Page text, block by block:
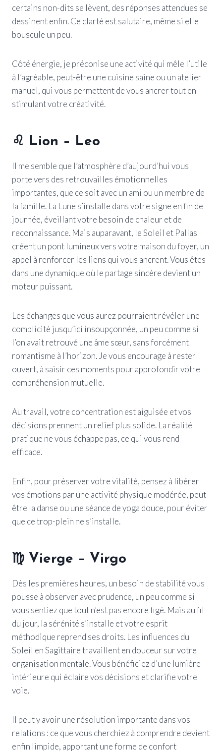
certains non-dits se lèvent, des réponses attendues se
dessinent enfin. Ce clarté est salutaire, même si elle
bouscule un peu.
Côté énergie, je préconise une activité qui mêle l’utile
à l’agréable, peut-être une cuisine saine ou un atelier
manuel, qui vous permettent de vous ancrer tout en
stimulant votre créativité.
♌ Lion – Leo
Il me semble que l’atmosphère d’aujourd’hui vous
porte vers des retrouvailles émotionnelles
importantes, que ce soit avec un ami ou un membre de
la famille. La Lune s’installe dans votre signe en fin de
journée, éveillant votre besoin de chaleur et de
reconnaissance. Mais auparavant, le Soleil et Pallas
créent un pont lumineux vers votre maison du foyer, un
appel à renforcer les liens qui vous ancrent. Vous êtes
dans une dynamique où le partage sincère devient un
moteur puissant.
Les échanges que vous aurez pourraient révéler une
complicité jusqu’ici insoupçonnée, un peu comme si
l’on avait retrouvé une âme sœur, sans forcément
romantisme à l’horizon. Je vous encourage à rester
ouvert, à saisir ces moments pour approfondir votre
compréhension mutuelle.
Au travail, votre concentration est aiguisée et vos
décisions prennent un relief plus solide. La réalité
pratique ne vous échappe pas, ce qui vous rend
efficace.
Enfin, pour préserver votre vitalité, pensez à libérer
vos émotions par une activité physique modérée, peut-
être la danse ou une séance de yoga douce, pour éviter
que ce trop-plein ne s’installe.
♍ Vierge – Virgo
Dès les premières heures, un besoin de stabilité vous
pousse à observer avec prudence, un peu comme si
vous sentiez que tout n’est pas encore figé. Mais au fil
du jour, la sérénité s’installe et votre esprit
méthodique reprend ses droits. Les influences du
Soleil en Sagittaire travaillent en douceur sur votre
organisation mentale. Vous bénéficiez d’une lumière
intérieure qui éclaire vos décisions et clarifie votre
voie.
Il peut y avoir une résolution importante dans vos
relations : ce que vous cherchiez à comprendre devient
enfin limpide, apportant une forme de confort